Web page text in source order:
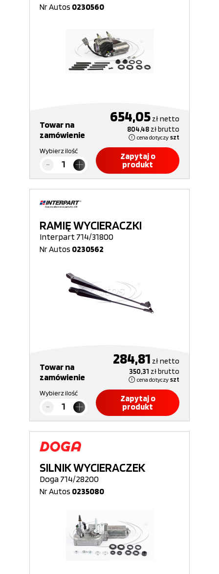
Nr Autos 0230560
Towar na
zamówienie
654,05 złnetto
804,48 złbrutto
cena dotyczy szt
Wybierz ilość
Zapytaj o
produkt
RAMIĘ WYCIERACZKI
Interpart 714/31800
Nr Autos 0230562
Towar na
zamówienie
284,81 złnetto
350,31 złbrutto
cena dotyczy szt
Wybierz ilość
Zapytaj o
produkt
SILNIK WYCIERACZEK
Doga 714/28200
Nr Autos 0235080